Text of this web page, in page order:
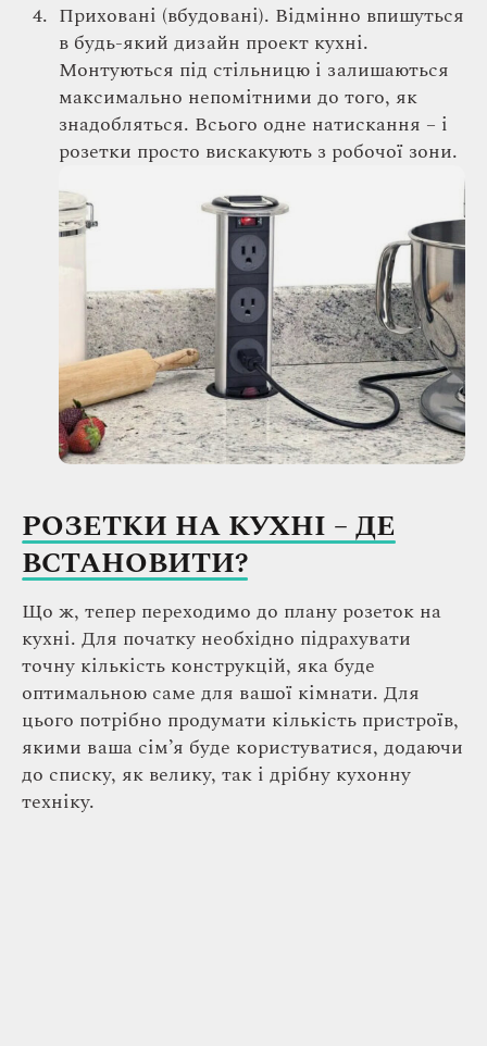
Приховані (вбудовані). Відмінно впишуться
в будь-який дизайн проект кухні.
Монтуються під стільницю і залишаються
максимально непомітними до того, як
знадобляться. Всього одне натискання – і
розетки просто вискакують з робочої зони.
РОЗЕТКИ НА КУХНІ – ДЕ
ВСТАНОВИТИ?
Що ж, тепер переходимо до плану розеток на
кухні. Для початку необхідно підрахувати
точну кількість конструкцій, яка буде
оптимальною саме для вашої кімнати. Для
цього потрібно продумати кількість пристроїв,
якими ваша сім’я буде користуватися, додаючи
до списку, як велику, так і дрібну кухонну
техніку.